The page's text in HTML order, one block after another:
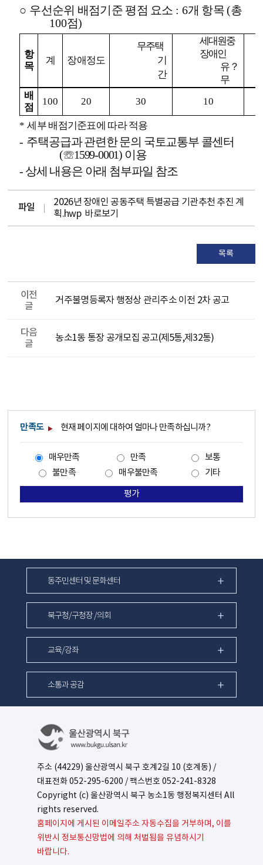
○ 우선순위 배점기준 평점 요소 : 6개 항목(총
100점)
항
목
계 장애정도
무주택
기
간
세대원중
장애인
유？
무
배
점
100 20 30 10
*세부 배점기준표에 따라 적용
- 주택공급과 관련한 문의 국토교통부 콜센터
(☏1599-0001) 이용
- 상세 내용은 아래 첨부파일 참조
파일
2026년 장애인 공동주택 특별공급 기관추천 추진 계
획.hwp 바로보기
목록
이전
글
거주불명등록자 행정상 관리주소 이전 2차 공고
다음
글
농소1동 통장 공개모집 공고(제5통,제32통)
만족도 현재 페이지에 대하여 얼마나 만족하십니까?
매우만족 만족
보통
불만족
매우불만족 기타
평가
동주민센터 및 문화센터
북구청/구청장 /의회
교육/강좌
소통과 공감
주소 (44229) 울산광역시 북구 호계2길 10 (호계동) /
대표전화052-295-6200 / 팩스번호 052-241-8328
Copyright (c) 울산광역시 북구 농소1동 행정복지센터 All
rights reserved.
홈페이지에 게시된 이메일주소 자동수집을 거부하며, 이를
위반시 정보통신망법에 의해 처벌됨을 유념하시기
바랍니다.